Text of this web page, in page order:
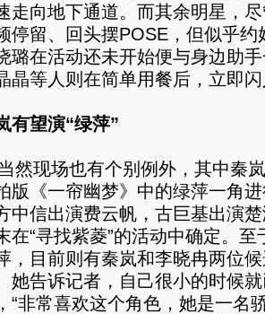
走向地下通道。而其余明星，
停留、回头摆POSE，但似乎
璐在活动还未开始便与身边助
晶等人则在简单用餐后，立即
有望演“绿萍”
然现场也有个别例外，其中秦
版《一帘幽梦》中的绿萍一角
中信出演费云帆，古巨基出演
在“寻找紫菱”的活动中确定。
，目前则有秦岚和李晓冉两位
她告诉记者，自己很小的时候
“非常喜欢这个角色，她是一名